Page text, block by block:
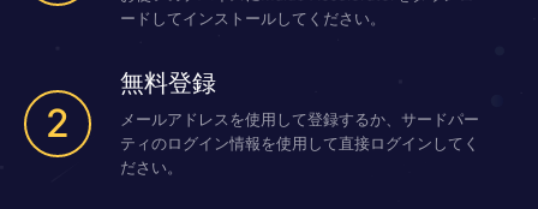
ードしてインストールしてください。
2
無料登録
メールアドレスを使用して登録するか、サードパー
ティのログイン情報を使用して直接ログインしてく
ださい。